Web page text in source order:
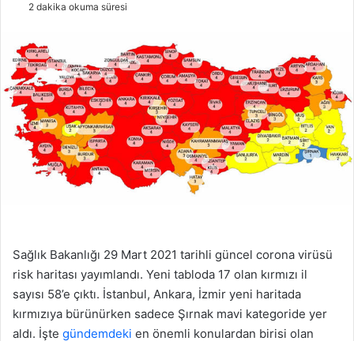
2 dakika okuma süresi
Sağlık Bakanlığı 29 Mart 2021 tarihli güncel corona virüsü
risk haritası yayımlandı. Yeni tabloda 17 olan kırmızı il
sayısı 58’e çıktı. İstanbul, Ankara, İzmir yeni haritada
kırmızıya bürünürken sadece Şırnak mavi kategoride yer
aldı. İşte gündemdeki en önemli konulardan birisi olan